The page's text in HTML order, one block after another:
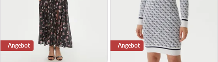
Angebot Angebot